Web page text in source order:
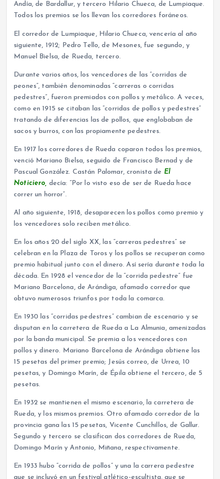
Andía, de Bardallur, y tercero Hilario Chueca, de Lumpiaque.
Todos los premios se los llevan los corredores foráneos.
El corredor de Lumpiaque, Hilario Chueca, vencería al año
siguiente, 1912; Pedro Tello, de Mesones, fue segundo, y
Manuel Bielsa, de Rueda, tercero.
Durante varios años, los vencedores de las ”corridas de
peones”, también denominadas “carreras o corridas
pedestres”, fueron premiados con pollos y metálico. A veces,
como en 1915 se citaban las “corridas de pollos y pedestres”
tratando de diferencias las de pollos, que englobaban de
sacos y burros, con las propiamente pedestres.
En 1917 los corredores de Rueda coparon todos los premios,
venció Mariano Bielsa, seguido de Francisco Bernad y de
Pascual González. Castán Palomar, cronista de El
Noticiero, decía: “Por lo visto eso de ser de Rueda hace
correr un horror”.
Al año siguiente, 1918, desaparecen los pollos como premio y
los vencedores solo reciben metálico.
En los años 20 del siglo XX, las “carreras pedestres” se
celebran en la Plaza de Toros y los pollos se recuperan como
premio habitual junto con el dinero. Así sería durante toda la
década. En 1928 el vencedor de la “corrida pedestre” fue
Mariano Barcelona, de Arándiga, afamado corredor que
obtuvo numerosos triunfos por toda la comarca.
En 1930 las “corridas pedestres” cambian de escenario y se
disputan en la carretera de Rueda a La Almunia, amenizadas
por la banda municipal. Se premia a los vencedores con
pollos y dinero. Mariano Barcelona de Arándiga obtiene las
15 pesetas del primer premio; Jesús correo, de Urrea, 10
pesetas, y Domingo Marín, de Épila obtiene el tercero, de 5
pesetas.
En 1932 se mantienen el mismo escenario, la carretera de
Rueda, y los mismos premios. Otro afamado corredor de la
provincia gana las 15 pesetas, Vicente Cunchillos, de Gallur.
Segundo y tercero se clasifican dos corredores de Rueda,
Domingo Marín y Antonio, Miñana, respectivamente.
En 1933 hubo “corrida de pollos” y una la carrera pedestre
que se incluyó en un festival atlético-escultista, que se